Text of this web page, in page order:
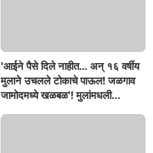
'आईने पैसे दिले नाहीत... अन् १६ वर्षीय
मुलाने उचलले टोकाचे पाऊल! जळगाव
जामोदमध्ये खळबळ'! मुलांमधली